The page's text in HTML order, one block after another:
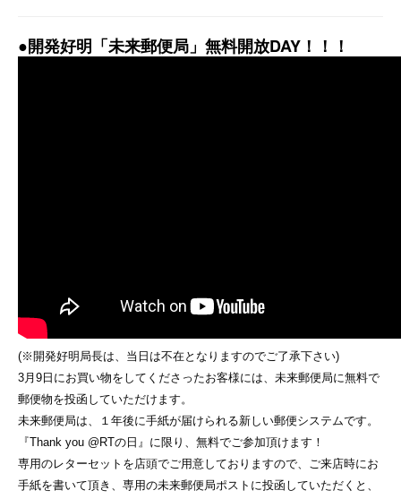
●開発好明「未来郵便局」無料開放DAY！！！
(※開発好明局長は、当日は不在となりますのでご了承下さい)
3月9日にお買い物をしてくださったお客様には、未来郵便局に無料で
郵便物を投函していただけます。
未来郵便局は、１年後に手紙が届けられる新しい郵便システムです。
『Thank you @RTの日』に限り、無料でご参加頂けます！
専用のレターセットを店頭でご用意しておりますので、ご来店時にお
手紙を書いて頂き、専用の未来郵便局ポストに投函していただくと、